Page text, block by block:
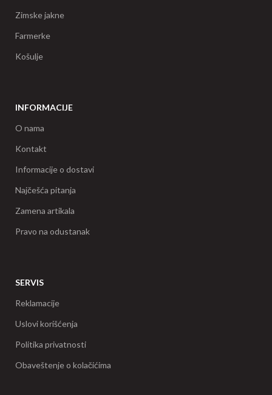
Zimske jakne
Farmerke
Košulje
INFORMACIJE
O nama
Kontakt
Informacije o dostavi
Najčešća pitanja
Zamena artikala
Pravo na odustanak
SERVIS
Reklamacije
Uslovi korišćenja
Politika privatnosti
Obaveštenje o kolačićima